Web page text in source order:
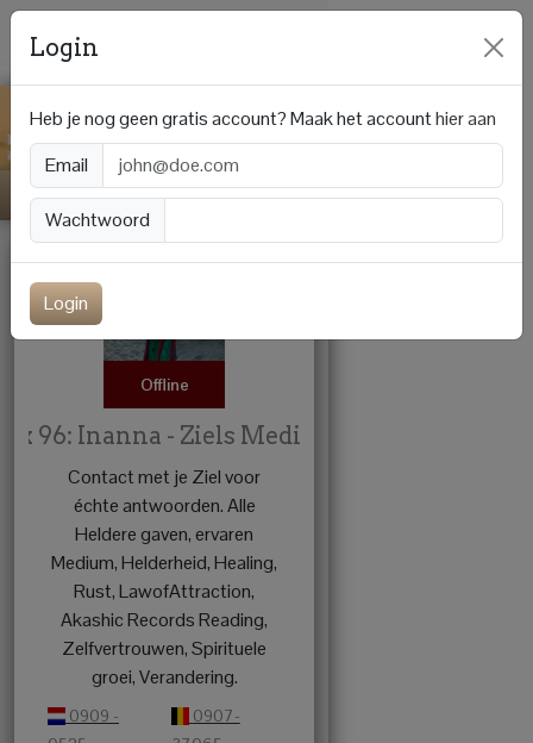
Offline
96: Inanna - Ziels Medium
Contact met je Ziel voor
échte antwoorden. Alle
Heldere gaven, ervaren
Medium, Helderheid, Healing,
Rust, LawofAttraction,
Akashic Records Reading,
Zelfvertrouwen, Spirituele
groei, Verandering.
0909 -
0907-
Login
Heb je nog geen gratis account? Maak het accounthier aan
Email
Wachtwoord
Login